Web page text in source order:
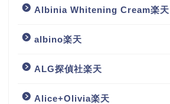
Albinia Whitening Cream楽天
albino楽天
ALG探偵社楽天
Alice+Olivia楽天